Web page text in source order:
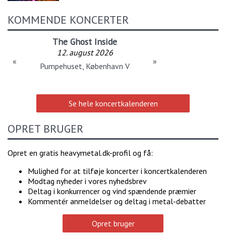
KOMMENDE KONCERTER
The Ghost Inside
12. august 2026
Pumpehuset, København V
« »
Se hele koncertkalenderen
OPRET BRUGER
Opret en gratis heavymetal.dk-profil og få:
Mulighed for at tilføje koncerter i koncertkalenderen
Modtag nyheder i vores nyhedsbrev
Deltag i konkurrencer og vind spændende præmier
Kommentér anmeldelser og deltag i metal-debatter
Opret bruger